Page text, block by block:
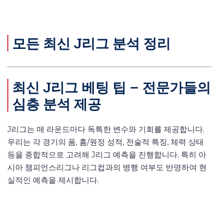
모든 최신 J리그 분석 정리
최신 J리그 베팅 팁 – 전문가들의
심층 분석 제공
J리그는 매 라운드마다 독특한 변수와 기회를 제공합니다.
우리는 각 경기의 폼, 홈/원정 성적, 전술적 특징, 체력 상태
등을 종합적으로 고려해 J리그 예측을 진행합니다. 특히 아
시아 챔피언스리그나 리그컵과의 병행 여부도 반영하여 현
실적인 예측을 제시합니다.